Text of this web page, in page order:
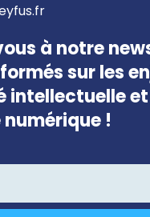
à notre
sur les
intellectuelle
numérique !